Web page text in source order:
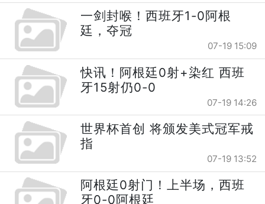
一剑封喉！西班牙1-0阿根
廷，夺冠
07-19 15:09
快讯！阿根廷0射+染红 西班
牙15射仍0-0
07-19 14:26
世界杯首创 将颁发美式冠军戒
指
07-19 13:52
阿根廷0射门！上半场，西班
牙0-0阿根廷